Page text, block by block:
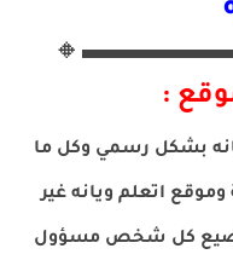
:
بشكل رسمي وكل ما
اتعلم ويانه غير
كل شخص مسؤول